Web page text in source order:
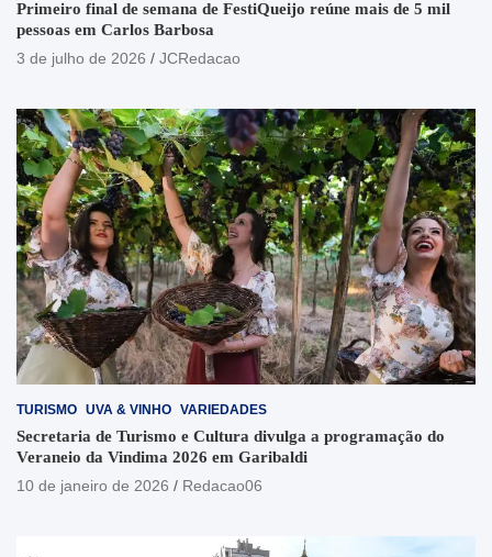
Primeiro final de semana de FestiQueijo reúne mais de 5 mil
pessoas em Carlos Barbosa
3 de julho de 2026
JCRedacao
TURISMO UVA & VINHO VARIEDADES
Secretaria de Turismo e Cultura divulga a programação do
Veraneio da Vindima 2026 em Garibaldi
10 de janeiro de 2026
Redacao06